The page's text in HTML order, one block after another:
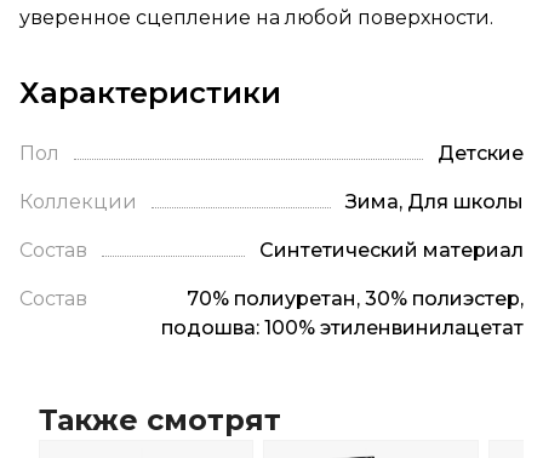
уверенное сцепление на любой поверхности.
Характеристики
Пол Детские
Коллекции Зима, Для школы
Состав Синтетический материал
Состав
70% полиуретан, 30% полиэстер,
подошва: 100% этиленвинилацетат
Также смотрят